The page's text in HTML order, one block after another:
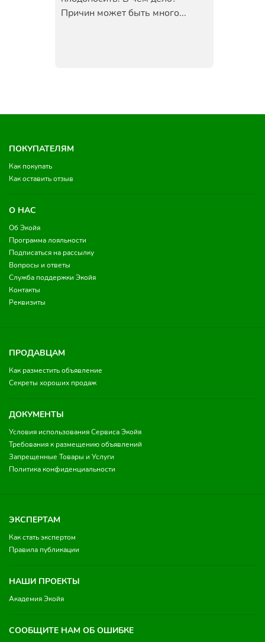
Причин может быть много...
ПОКУПАТЕЛЯМ
Как покупать
Как оставить отзыв
О НАС
Об Экойя
Программа лояльности
Подписаться на рассылку
Вопросы и ответы
Служба поддержки Экойя
Контакты
Реквизиты
ПРОДАВЦАМ
Как разместить объявление
Секреты хороших продаж
ДОКУМЕНТЫ
Условия использования Сервиса Экойя
Требования к размещению объявлений
Запрещенные Товары и Услуги
Политика конфиденциальности
ЭКСПЕРТАМ
Как стать экспертом
Правила публикации
НАШИ ПРОЕКТЫ
Академия Экойя
СООБЩИТЕ НАМ ОБ ОШИБКЕ